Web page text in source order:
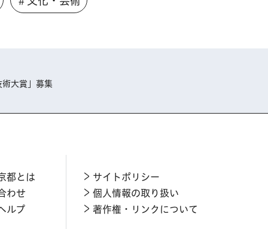
大賞」募集
都とは
わせ
ルプ
サイトポリシー
個人情報の取り扱い
著作権・リンクについて